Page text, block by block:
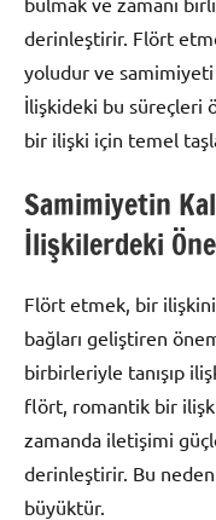
derinleştirir. Flört
yoludur ve samimiyeti
İlişkideki bu süreçleri
bir ilişki için temel
Samimiyetin
İlişkilerdeki
Flört etmek, bir
bağları geliştiren
birbirleriyle tanışıp
flört, romantik bir
zamanda iletişimi
derinleştirir. Bu
büyüktür.